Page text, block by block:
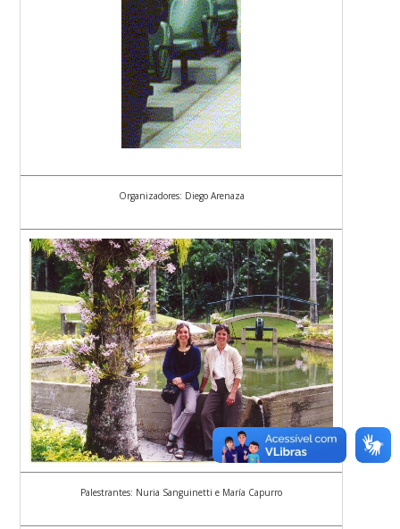
Organizadores: Diego Arenaza
Palestrantes: Nuria Sanguinetti e María Capurro